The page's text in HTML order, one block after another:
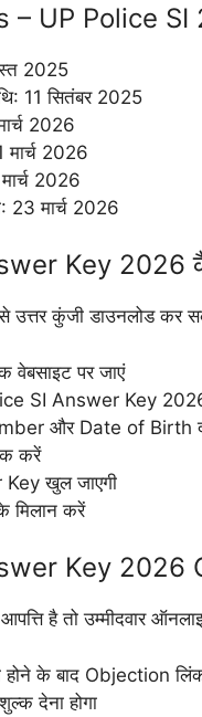
– UP Police SI
2025
11 सितंबर 2025
2026
मार्च 2026
मार्च 2026
23 मार्च 2026
Key 2026
से उत्तर कुंजी डाउनलोड कर
वेबसाइट पर जाएं
SI Answer Key
और Date of Birth
करें
खुल जाएगी
मिलान करें
Key
है तो उम्मीदवार
के बाद Objection लिंक
शुल्क देना होगा